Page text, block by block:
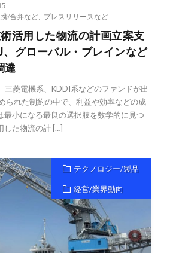
/合弁など プレスリリースなど
活用した物流の計画立案支
、グローバル・ブレインなど
達
三菱電機系、KDDI系などのファンドが出
られた制約の中で、利益や効率などの成
最小になる最良の選択肢を数学的に見つ
した物流の計 […]
テクノロジー/製品
経営/業界動向